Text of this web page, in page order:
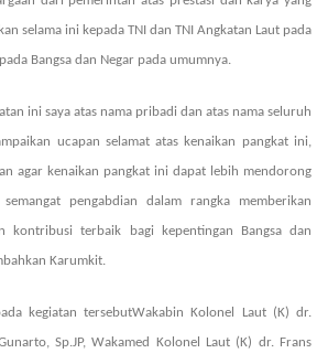
selama ini kepada TNI dan TNI Angkatan Laut pada
Bangsa dan Negar pada umumnya.
ini saya atas nama pribadi dan atas nama seluruh
ucapan selamat atas kenaikan pangkat ini,
agar kenaikan pangkat ini dapat lebih mendorong
pengabdian dalam rangka memberikan
kontribusi terbaik bagi kepentingan Bangsa dan
Karumkit.
kegiatan tersebutWakabin Kolonel Laut (K) dr.
Sp.JP, Wakamed Kolonel Laut (K) dr. Frans